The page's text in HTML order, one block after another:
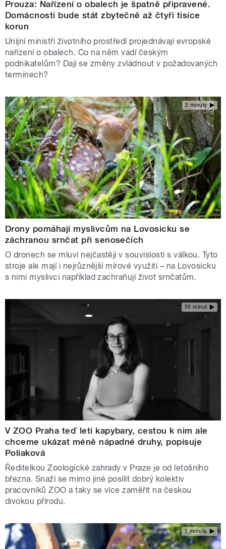
Prouza: Nařízení o obalech je špatně připravené.
Domácnosti bude stát zbytečně až čtyři tisíce
korun
Unijní ministři životního prostředí projednávají evropské
nařízení o obalech. Co na něm vadí českým
podnikatelům? Dají se změny zvládnout v požadovaných
termínech?
2 minuty
Drony pomáhají myslivcům na Lovosicku se
záchranou srnčat při senosečích
O dronech se mluví nejčastěji v souvislosti s válkou. Tyto
stroje ale mají i nejrůznější mírové využití – na Lovosicku
s nimi myslivci například zachraňují život srnčatům.
59 minut
V ZOO Praha teď letí kapybary, cestou k nim ale
chceme ukázat méně nápadné druhy, popisuje
Poliaková
Ředitelkou Zoologické zahrady v Praze je od letošního
března. Snaží se mimo jiné posílit dobrý kolektiv
pracovníků ZOO a taky se více zaměřit na českou
divokou přírodu.
1 minuta